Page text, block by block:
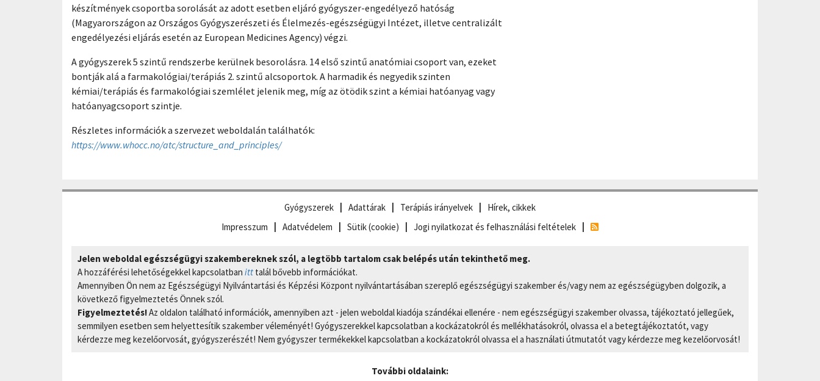
készítmények csoportba sorolását az adott esetben eljáró gyógyszer-engedélyező hatóság
(Magyarországon az Országos Gyógyszerészeti és Élelmezés-egészségügyi Intézet, illetve centralizált
engedélyezési eljárás esetén az European Medicines Agency) végzi.
A gyógyszerek 5 szintű rendszerbe kerülnek besorolásra. 14 első szintű anatómiai csoport van, ezeket
bontják alá a farmakológiai/terápiás 2. szintű alcsoportok. A harmadik és negyedik szinten
kémiai/terápiás és farmakológiai szemlélet jelenik meg, míg az ötödik szint a kémiai hatóanyag vagy
hatóanyagcsoport szintje.
Részletes információk a szervezet weboldalán találhatók:
https://www.whocc.no/atc/structure_and_principles/
Gyógyszerek Adattárak Terápiás irányelvek
Hírek, cikkek
Impresszum
Adatvédelem Sütik (cookie) Jogi nyilatkozat és felhasználási feltételek
Jelen weboldal egészségügyi szakembereknek szól, a legtöbb tartalom csak belépés után tekinthető meg.
A hozzáférési lehetőségekkel kapcsolatban itt talál bővebb információkat.
Amennyiben Ön nem az Egészségügyi Nyilvántartási és Képzési Központ nyilvántartásában szereplő egészségügyi szakember és/vagy nem az egészségügyben dolgozik, a
következő figyelmeztetés Önnek szól.
Figyelmeztetés!Az oldalon található információk, amennyiben azt - jelen weboldal kiadója szándékai ellenére - nem egészségügyi szakember olvassa, tájékoztató jellegűek,
semmilyen esetben sem helyettesítik szakember véleményét! Gyógyszerekkel kapcsolatban a kockázatokról és mellékhatásokról, olvassa el a betegtájékoztatót, vagy
kérdezze meg kezelőorvosát, gyógyszerészét! Nem gyógyszer termékekkel kapcsolatban a kockázatokról olvassa el a használati útmutatót vagy kérdezze meg kezelőorvosát!
További oldalaink: